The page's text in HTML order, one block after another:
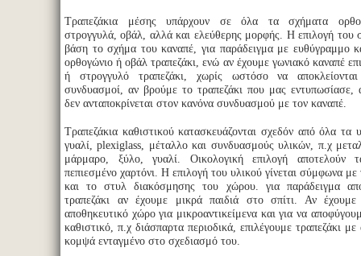
Τραπεζάκια μέσης υπάρχουν σε όλα τα σχήματα
στρογγυλά, οβάλ, αλλά και ελεύθερης μορφής. Η επιλογή του
βάση το σχήμα του καναπέ, για παράδειγμα με ευθύγραμμο
ορθογώνιο ή οβάλ τραπεζάκι, ενώ αν έχουμε γωνιακό καναπέ
ή στρογγυλό τραπεζάκι, χωρίς ωστόσο να αποκλείονται
συνδυασμοί, αν βρούμε το τραπεζάκι που μας
δεν ανταποκρίνεται στον κανόνα συνδυασμού με τον καναπέ.
Τραπεζάκια καθιστικού κατασκευάζονται σχεδόν από όλα τα
γυαλί, plexiglass, μέταλλο και συνδυασμούς υλικών, π.χ
μάρμαρο, ξύλο, γυαλί. Οικολογική επιλογή αποτελούν
πεπιεσμένο χαρτόνι. Η επιλογή του υλικού γίνεται σύμφωνα
και το στυλ διακόσμησης του χώρου. για παράδειγμα
τραπεζάκι αν έχουμε μικρά παιδιά στο σπίτι. Αν
αποθηκευτικό χώρο για μικροαντικείμενα και για να
καθιστικό, π.χ διάσπαρτα περιοδικά, επιλέγουμε τραπεζάκι
κομψά ενταγμένο στο σχεδιασμό του.